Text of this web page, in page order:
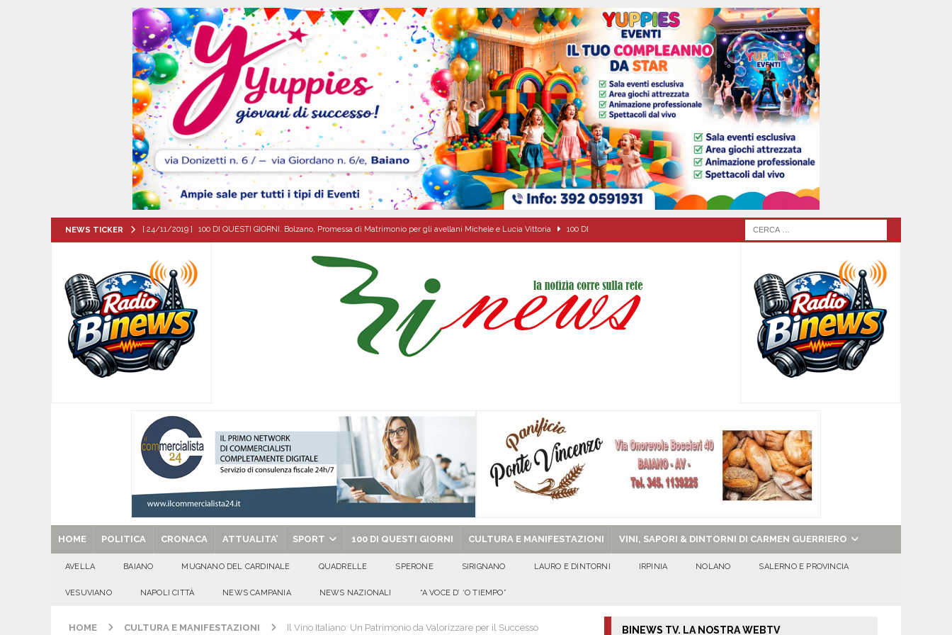
NEWS TICKER [ 24/11/2019 ] 100 DI QUESTI GIORNI. Bolzano, Promessa di Matrimonio per gli avellani Michele e Lucia Vittoria 100 DI
[ 09/08/2026 ] Baiano, smarrito un Chihuahua: l’appello per ritrovarlo ATTUALITA'
[ 09/08/2026 ] Festa della Mozzarella di Bufala a Cancello ed Arnone: filiera bufalina solida ed in crescita continua AREA
CASERTANA
[ 09/08/2026 ] Mugnano del Cardinale, tragedia nel giorno di Santa Filomena: muore il 60enne Carmine Colucci
ATTUALITA'
[ 09/08/2026 ] L’estate per le famiglie con persone disabili AVELLA
[ 29/08/2025 ] SANT’Oggi. Venerdì 29 agosto la chiesa celebra il Martirio di san Giovanni Battista e santa Sabina EVIDENZA
HOME POLITICA CRONACA ATTUALITA’ SPORT 100 DI QUESTI GIORNI CULTURA E MANIFESTAZIONI VINI, SAPORI & DINTORNI DI CARMEN GUERRIERO
AVELLA BAIANO MUGNANO DEL CARDINALE QUADRELLE SPERONE SIRIGNANO LAURO E DINTORNI IRPINIA NOLANO SALERNO E PROVINCIA
VESUVIANO NAPOLI CITTÀ NEWS CAMPANIA NEWS NAZIONALI “A VOCE D’ ‘O TIEMPO”
HOME CULTURA E MANIFESTAZIONI Il Vino Italiano: Un Patrimonio da Valorizzare per il Successo BINEWS TV. LA NOSTRA WEBTV